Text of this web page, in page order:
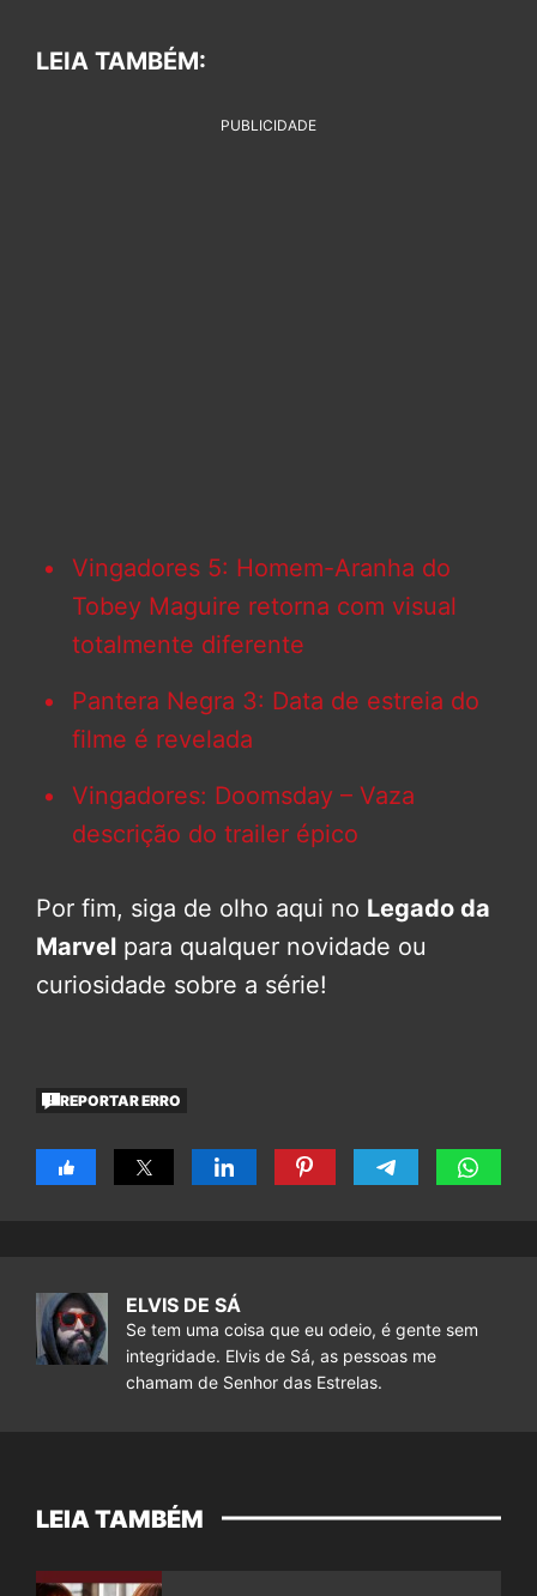
LEIA TAMBÉM:
PUBLICIDADE
Vingadores 5: Homem-Aranha do
Tobey Maguire retorna com visual
totalmente diferente
Pantera Negra 3: Data de estreia do
filme é revelada
Vingadores: Doomsday – Vaza
descrição do trailer épico
Por fim, siga de olho aqui no Legado da
Marvel para qualquer novidade ou
curiosidade sobre a série!
REPORTAR ERRO
ELVIS DE SÁ
Se tem uma coisa que eu odeio, é gente sem
integridade. Elvis de Sá, as pessoas me
chamam de Senhor das Estrelas.
LEIA TAMBÉM